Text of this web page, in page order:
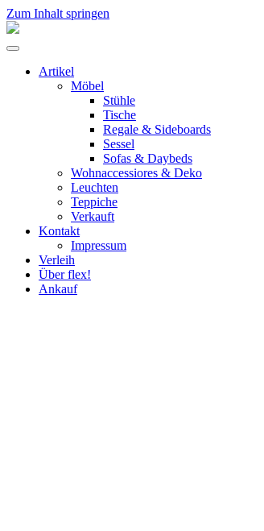
Zum Inhalt springen
flex!
vintage
Menü
umschalten
Artikel
Möbel
Stühle
Tische
Regale & Sideboards
Sessel
Sofas & Daybeds
Wohnaccessiores & Deko
Leuchten
Teppiche
Verkauft
Kontakt
Impressum
Verleih
Über flex!
Ankauf